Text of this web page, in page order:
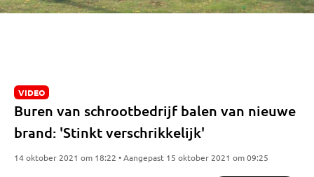
VIDEO
Buren van schrootbedrijf balen van nieuwe
brand: 'Stinkt verschrikkelijk'
14 oktober 2021 om 18:22 • Aangepast 15 oktober 2021 om 09:25